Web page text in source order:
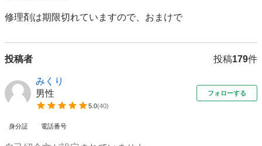
修理剤は期限切れていますので、おまけで
投稿者 投稿179件
みくり
男性
5.0(40)
フォローする
身分証 電話番号